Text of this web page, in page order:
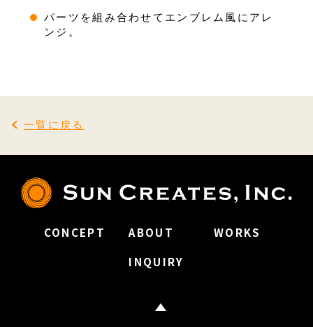
パーツを組み合わせてエンブレム風にアレ
ンジ。
一覧に戻る
CONCEPT ABOUT
WORKS
INQUIRY